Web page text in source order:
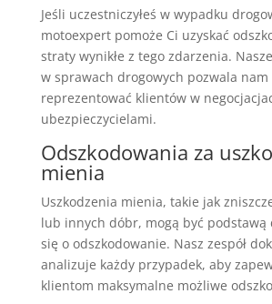
Jeśli uczestniczyłeś w wypadku
motoexpert pomoże Ci uzyskać
straty wynikłe z tego zdarzenia.
w sprawach drogowych pozwala nam
reprezentować klientów w
ubezpieczycielami.
Odszkodowania za
mienia
Uszkodzenia mienia, takie jak
lub innych dóbr, mogą być podstawą
się o odszkodowanie. Nasz zespół
analizuje każdy przypadek, aby
klientom maksymalne możliwe